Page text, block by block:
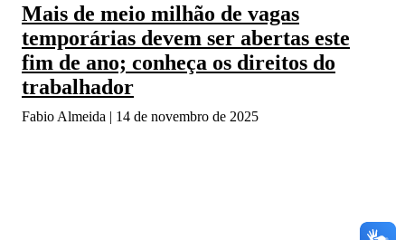
Mais de meio milhão de vagas
temporárias devem ser abertas este
fim de ano; conheça os direitos do
trabalhador
Fabio Almeida 14 de novembro de 2025